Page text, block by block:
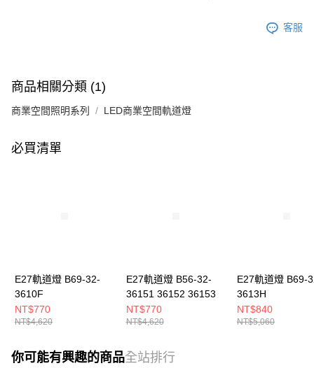
客服
商品相關分類 (1)
商業空間照明系列 LED商業空間軌道燈
必買清單
E27軌道燈 B69-32-
3610F
NT$770
NT$4,620
E27軌道燈 B56-32-
36151 36152 36153
NT$770
NT$4,620
E27軌道燈 B69-
3613H
NT$840
NT$5,060
你可能有興趣的商品全站排行